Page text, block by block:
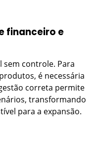
financeiro e
sem controle. Para
é necessária
correta permite
transformando
para a expansão.